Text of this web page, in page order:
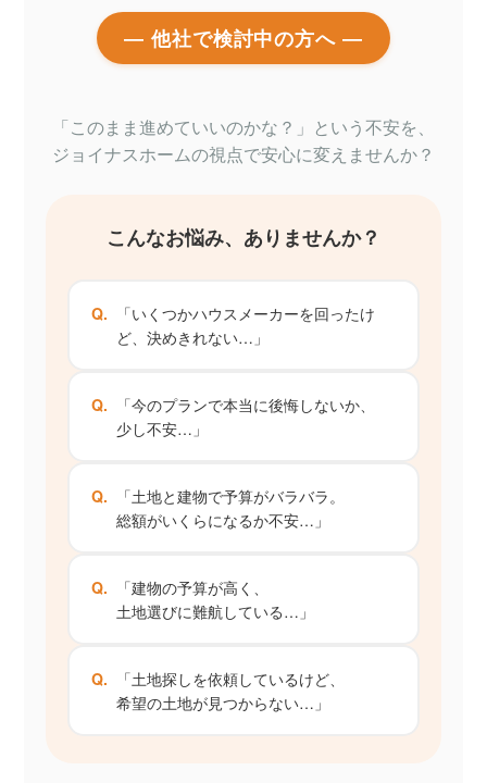
― 他社で検討中の方へ ―
「このまま進めていいのかな？」 という不安を、
ジョイナスホームの視点で安心に変えませんか？
こんなお悩み、ありませんか？
Q.
「いくつかハウスメーカーを回ったけ
ど、決めきれない…」
Q.
「今のプランで本当に後悔しないか、
少し不安…」
Q.
「土地と建物で予算がバラバラ。
総額がいくらになるか不安…」
Q.
「建物の予算が高く、
土地選びに難航している…」
Q.
「土地探しを依頼しているけど、
希望の土地が見つからない…」